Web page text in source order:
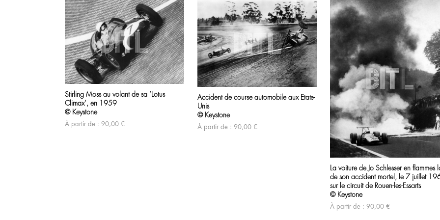
Stirling Moss au volant de sa ‘Lotus
Climax’, en 1959
© Keystone
À partir de : 90,00 €
Accident de course automobile aux Etats-
Unis
© Keystone
À partir de : 90,00 €
La voiture de Jo Schlesser en flammes
de son accident mortel, le 7 juillet
sur le circuit de Rouen-les-Essarts
© Keystone
À partir de : 90,00 €